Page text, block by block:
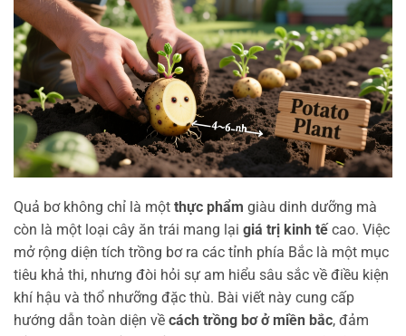
Quả bơ không chỉ là một thực phẩm giàu dinh dưỡng mà
còn là một loại cây ăn trái mang lại giá trị kinh tế cao. Việc
mở rộng diện tích trồng bơ ra các tỉnh phía Bắc là một mục
tiêu khả thi, nhưng đòi hỏi sự am hiểu sâu sắc về điều kiện
khí hậu và thổ nhưỡng đặc thù. Bài viết này cung cấp
hướng dẫn toàn diện về cách trồng bơ ở miền bắc, đảm